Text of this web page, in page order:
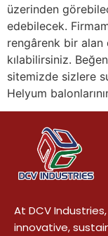
üzerinden
edebilecek.
rengârenk bir
kılabilirsiniz.
sitemizde sizlere
Helyum
At DCV
innovative,